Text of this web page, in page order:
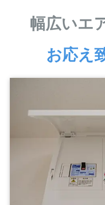
幅広いエ
お応え